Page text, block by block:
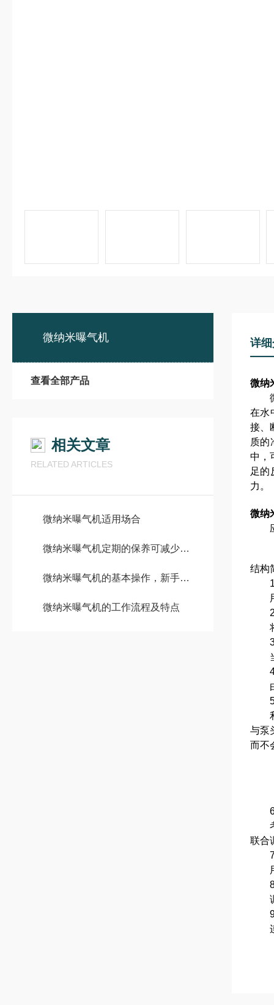
微纳米曝气机
查看全部产品
相关文章
RELATED ARTICLES
微纳米曝气机适用场合
微纳米曝气机定期的保养可减少不必要的损失
微纳米曝气机的基本操作，新手不得不看！
微纳米曝气机的工作流程及特点
详
微纳
微
在水
接、
质的
中，
足的
力。
微纳
应
结构
1
用
2
将
3
当
4
由
5
利
与泵
而不
6
考
联合
7
用
8
调
9
连